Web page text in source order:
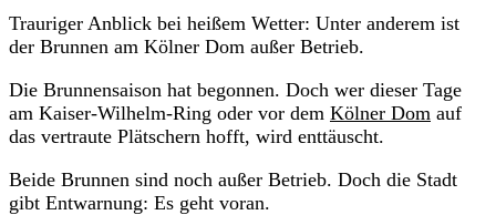
Trauriger Anblick bei heißem Wetter: Unter anderem ist
der Brunnen am Kölner Dom außer Betrieb.
Die Brunnensaison hat begonnen. Doch wer dieser Tage
am Kaiser-Wilhelm-Ring oder vor dem Kölner Dom auf
das vertraute Plätschern hofft, wird enttäuscht.
Beide Brunnen sind noch außer Betrieb. Doch die Stadt
gibt Entwarnung: Es geht voran.